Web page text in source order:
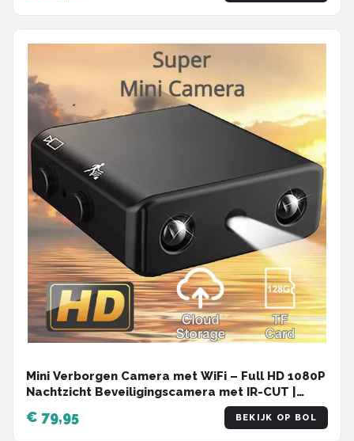
Mini Verborgen Camera met WiFi – Full HD 1080P
Nachtzicht Beveiligingscamera met IR-CUT |
Draadloze Spycam, Bewegingsdetectie, IP
Camera en Videorecorder voor Thuis en Kantoor
€ 79,95 BEKIJK OP BOL